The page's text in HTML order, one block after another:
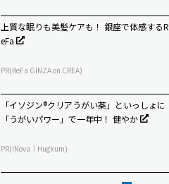
上質な眠りも美髪ケアも！ 銀座で体感するR
eFa
PR(ReFa GINZA on CREA)
「イソジン®クリアうがい薬」といっしょに
「うがいパワー」で一年中！ 健やか
PR(iNova｜Hugkum)